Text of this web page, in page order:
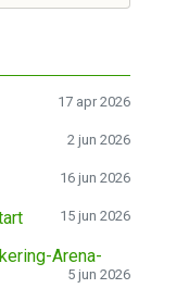
17 apr 2026
2 jun 2026
16 jun 2026
15 jun 2026
Arena-
5 jun 2026